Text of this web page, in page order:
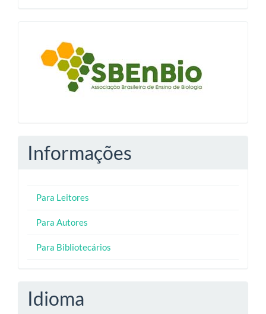
blocologosbenbio
Informações
Para Leitores
Para Autores
Para Bibliotecários
Idioma